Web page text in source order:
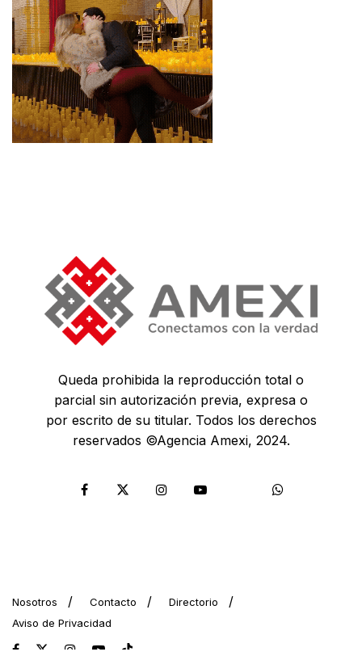
Queda prohibida la reproducción total o
parcial sin autorización previa, expresa o
por escrito de su titular. Todos los derechos
reservados ©Agencia Amexi, 2024.
Nosotros Contacto
Directorio
Aviso de Privacidad